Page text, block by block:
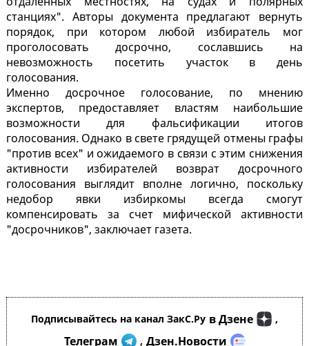
станциях". Авторы документа предлагают вернуть
порядок, при котором любой избиратель мог
проголосовать досрочно, сославшись на
невозможность посетить участок в день
голосования.
Именно досрочное голосование, по мнению
экспертов, предоставляет властям наибольшие
возможности для фальсификации итогов
голосования. Однако в свете грядущей отмены графы
"против всех" и ожидаемого в связи с этим снижения
активности избирателей возврат досрочного
голосования выглядит вполне логично, поскольку
недобор явки избиркомы всегда смогут
компенсировать за счет мифической активности
"досрочников", заключает газета.
Подписывайтесь на канал ЗакС.Ру в Дзене ,
Телеграм , Дзен.Новости